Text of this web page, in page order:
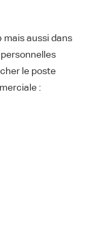
mais aussi dans
le poste
: